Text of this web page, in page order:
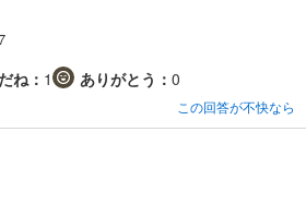
ね： 1 ありがとう： 0
この回答が不快なら